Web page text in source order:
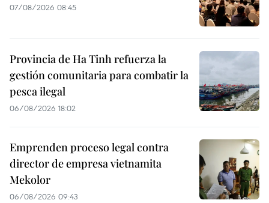
07/08/2026 08:45
Provincia de Ha Tinh refuerza la
gestión comunitaria para combatir la
pesca ilegal
06/08/2026 18:02
Emprenden proceso legal contra
director de empresa vietnamita
Mekolor
06/08/2026 09:43